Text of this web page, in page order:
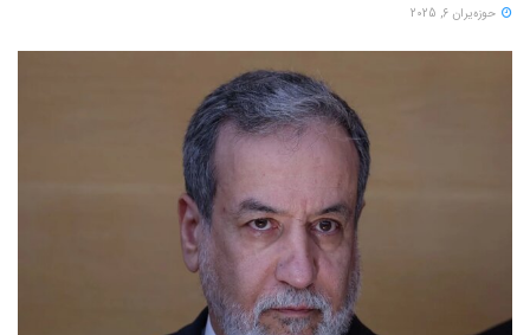
حوزه‌یران 6, 2025